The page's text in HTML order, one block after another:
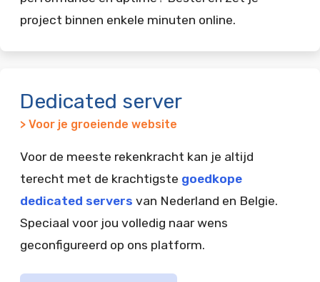
project binnen enkele minuten online.
Dedicated server
> Voor je groeiende website
Voor de meeste rekenkracht kan je altijd
terecht met de krachtigste goedkope
dedicated servers van Nederland en Belgie.
Speciaal voor jou volledig naar wens
geconfigureerd op ons platform.